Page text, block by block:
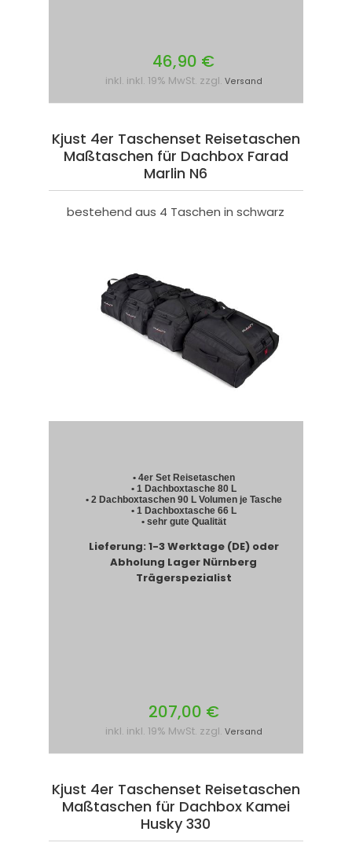
46,90 €
inkl. inkl. 19% MwSt. zzgl. Versand
Kjust 4er Taschenset Reisetaschen
Maßtaschen für Dachbox Farad
Marlin N6
bestehend aus 4 Taschen in schwarz
• 4er Set Reisetaschen
• 1 Dachboxtasche 80 L
• 2 Dachboxtaschen 90 L Volumen je Tasche
• 1 Dachboxtasche 66 L
• sehr gute Qualität
Lieferung: 1-3 Werktage (DE) oder
Abholung Lager Nürnberg
Trägerspezialist
207,00 €
inkl. inkl. 19% MwSt. zzgl. Versand
Kjust 4er Taschenset Reisetaschen
Maßtaschen für Dachbox Kamei
Husky 330